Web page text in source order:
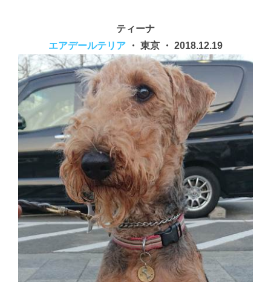
ティーナ
エアデールテリア ・ 東京 ・ 2018.12.19